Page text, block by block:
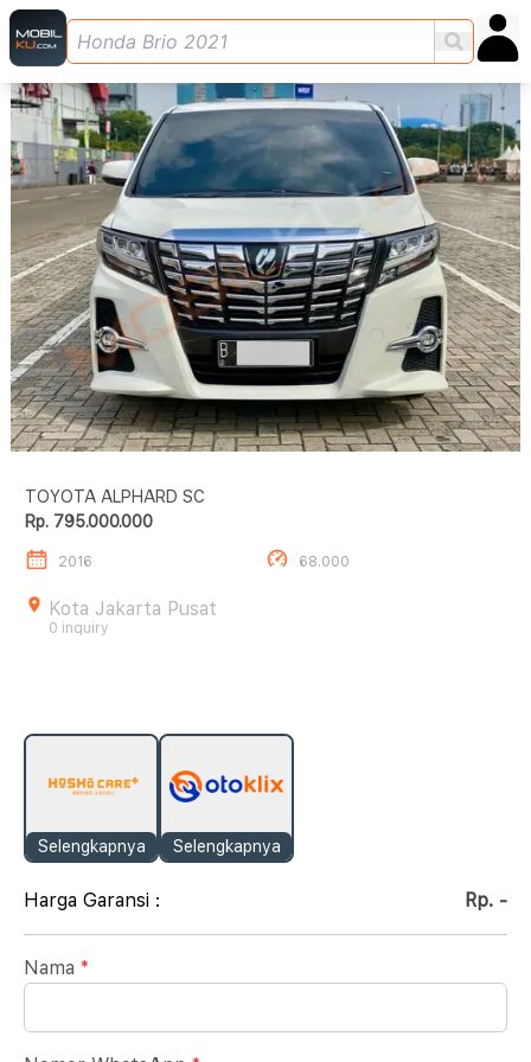
TOYOTA ALPHARD SC
Rp. 795.000.000
2016 68.000
Kota Jakarta Pusat
0 inquiry
Selengkapnya Selengkapnya
Harga Garansi : Rp. -
Nama *